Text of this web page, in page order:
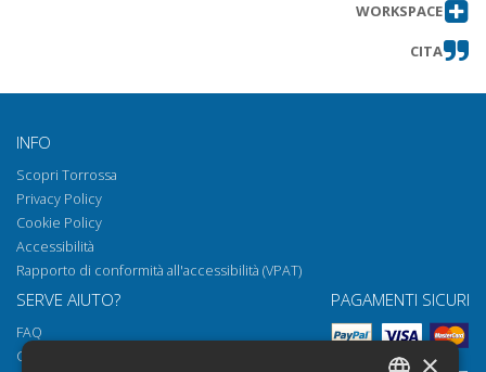
WORKSPACE
CITA
INFO
Scopri Torrossa
Privacy Policy
Cookie Policy
Accessibilità
Rapporto di conformità all'accessibilità (VPAT)
SERVE AIUTO?
FAQ
Come aprire i nostri documenti
PAGAMENTI SICURI
×